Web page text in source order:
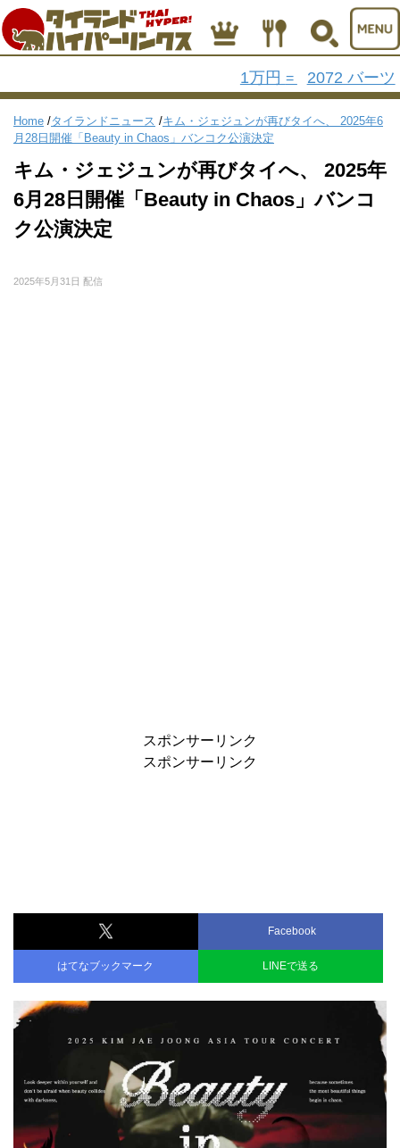
1万円 = 2072 バーツ
Home /タイランドニュース /キム・ジェジュンが再びタイへ、 2025年6
月28日開催「Beauty in Chaos」バンコク公演決定
キム・ジェジュンが再びタイへ、 2025年
6月28日開催「Beauty in Chaos」バンコ
ク公演決定
2025年5月31日 配信
スポンサーリンク
スポンサーリンク
Facebook
はてなブックマーク LINEで送る